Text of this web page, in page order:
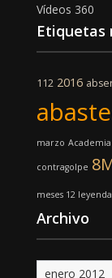
Vídeos 360
Etiquetas
112 2016
marzo
contragolpe
meses 12
Archivo
Archivo